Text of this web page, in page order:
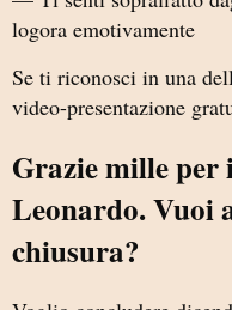
logora emotivamente
Se ti riconosci in una
video-presentazione
Grazie mille per
Leonardo. Vuoi
chiusura?